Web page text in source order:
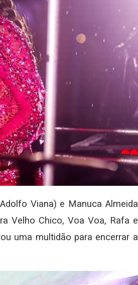
Viana) e Manuca Almeida
Velho Chico, Voa Voa, Rafa e
uma multidão para encerrar a